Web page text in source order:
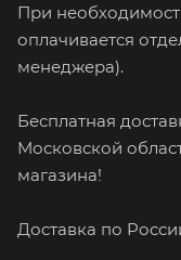
При
оплачивается
менеджера).
Бесплатная
Московской
магазина!
Доcтaвка по